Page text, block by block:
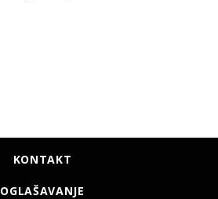
KONTAKT
OGLAŠAVANJE